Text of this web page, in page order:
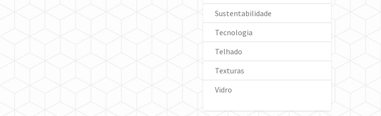
Sustentabilidade
Tecnologia
Telhado
Texturas
Vidro